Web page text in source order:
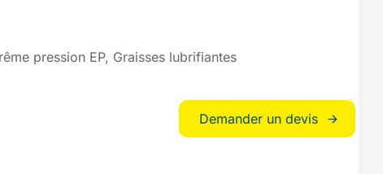
pression EP Graisses lubrifiantes
Demander un devis